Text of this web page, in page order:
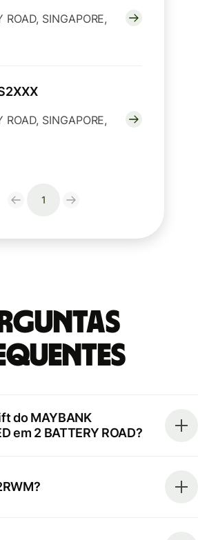
ROAD, SINGAPORE,
ROAD, SINGAPORE,
1
do MAYBANK
em 2 BATTERY ROAD?